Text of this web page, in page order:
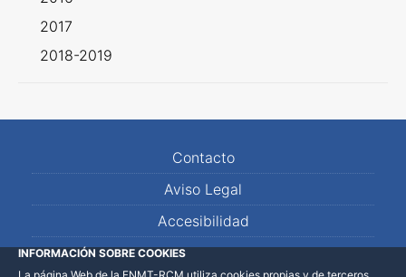
2017
2018-2019
Contacto
Aviso Legal
Accesibilidad
Mapa Web
INFORMACIÓN SOBRE COOKIES